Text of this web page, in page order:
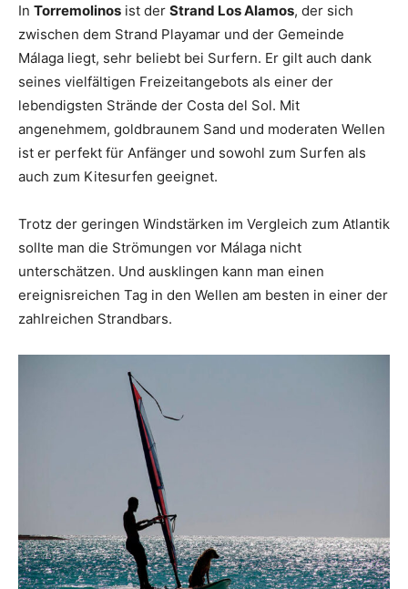
In Torremolinos ist der Strand Los Alamos, der sich
zwischen dem Strand Playamar und der Gemeinde
Málaga liegt, sehr beliebt bei Surfern. Er gilt auch dank
seines vielfältigen Freizeitangebots als einer der
lebendigsten Strände der Costa del Sol. Mit
angenehmem, goldbraunem Sand und moderaten Wellen
ist er perfekt für Anfänger und sowohl zum Surfen als
auch zum Kitesurfen geeignet.
Trotz der geringen Windstärken im Vergleich zum Atlantik
sollte man die Strömungen vor Málaga nicht
unterschätzen. Und ausklingen kann man einen
ereignisreichen Tag in den Wellen am besten in einer der
zahlreichen Strandbars.